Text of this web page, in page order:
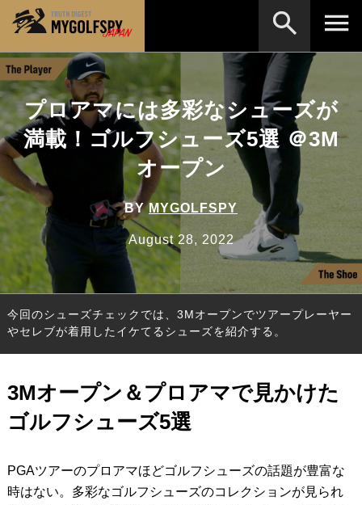
プロアマには多彩なシューズが
満載！ゴルフシューズ5選 ＠3M
オープン
BY MYGOLFSPY
August 28, 2022
今回のシューズチェックでは、3Mオープンでツアープレーヤー
やセレブが着用したイケてるシューズを紹介する。
3Mオープン＆プロアマで見かけた
ゴルフシューズ5選
PGAツアーのプロアマほどゴルフシューズの話題が豊富な
時はない。多彩なゴルフシューズのコレクションが見られ
MOST WANTED テストランキング
NEW RELEASES 新製品情報
HOW TO ゴルフ上達・実践テクニック
LAB テスト・データ検証
Golf News ゴルフニュース
REVIEWS 製品レビュー
DRIVERS ドライバー
FAIRWAY WOODS フェアウェイウッド
HYBRIDS ハイブリッド
IRONS アイアン
WEDGES ウェッジ
OTHER その他
※メーカー名やクラブ名など、検索したい事柄を入
力してください。
検索